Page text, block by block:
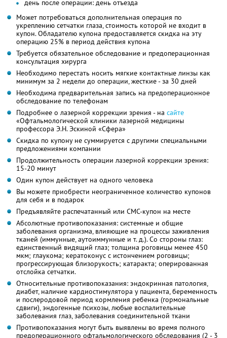
день после операции: день отъезда
Может потребоваться дополнительная операция по
укреплению сетчатки глаза, стоимость которой не входит в
купон. Обладателю купона предоставляется скидка на эту
операцию 25% в период действия купона
Требуется обязательное обследование и предоперационная
консультация хирурга
Необходимо перестать носить мягкие контактные линзы как
минимум за 2 недели до операции, жесткие - за 30 дней
Необходима предварительная запись на предоперационное
обследование по телефонам
Подробнее о лазерной коррекции зрения - на сайте
«Офтальмологической клиники лазерной медицины
профессора Э.Н. Эскиной «Сфера»
Скидка по купону не суммируется с другими специальными
предложениями компании
Продолжительность операции лазерной коррекции зрения:
15-20 минут
Один купон действует на одного человека
Вы можете приобрести неограниченное количество купонов
для себя и в подарок
Предъявляйте распечатанный или СМС-купон на месте
Абсолютные противопоказания: системные и общие
заболевания организма, влияющие на процессы заживления
тканей (иммунные, аутоиммунные и т. д.). Со стороны глаз:
единственный видящий глаз; толщина роговицы менее 450
мкм; глаукома; кератоконус с истончением роговицы;
прогрессирующая близорукость; катаракта; оперированная
отслойка сетчатки.
Относительные противопоказания: эндокринная патология,
диабет, наличие кардиостимулятора у пациента, беременность
и послеродовой период кормления ребенка (гормональные
сдвиги), эндогенные психозы, любые воспалительные
заболевания глаз, заболевания соединительной ткани
Противопоказания могут быть выявлены во время полного
предоперационного офтальмологического обследования (2 - 3